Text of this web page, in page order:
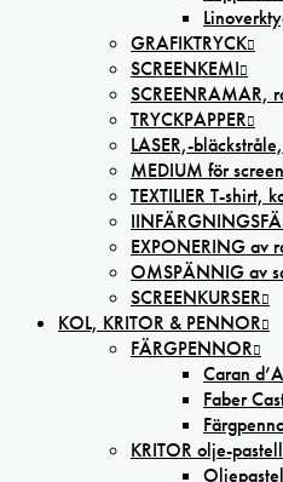
GRAFIKTRYCK
SCREENKEMI
SCREENRAMAR,
TRYCKPAPPER
LASER,-
MEDIUM för
TEXTILIER T-shirt,
EXPONERING av
OMSPÄNNIG av
SCREENKURSER
KOL, KRITOR & PENNOR
FÄRGPENNOR
Caran
Faber
KRITOR olje-